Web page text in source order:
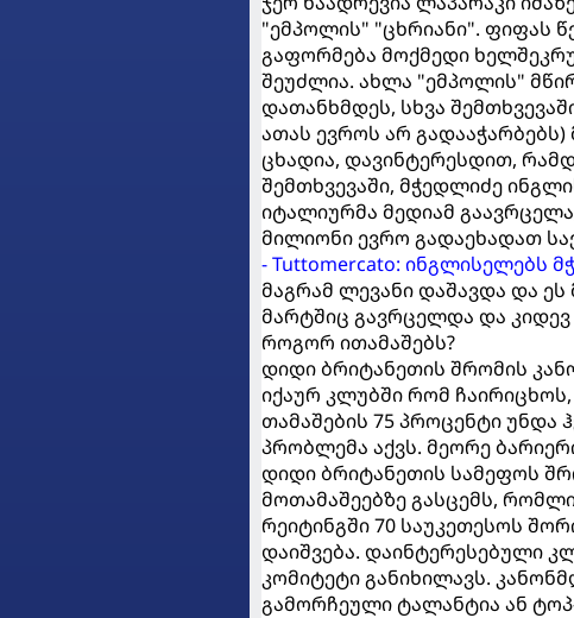
"ემპოლის" "ცხრიანი". ფიფას
გაფორმება მოქმედი
შეუძლია. ახლა "ემპოლის"
დათანხმდეს, სხვა
ათას ევროს არ
ცხადია, დავინტერესდით,
შემთხვევაში, მჭედლიძე
იტალიურმა მედიამ
მილიონი ევრო გადაეხადათ
- Tuttomercato: ინგლისელებს
მაგრამ ლევანი დაშავდა და
მარტშიც გავრცელდა და
როგორ ითამაშებს?
დიდი ბრიტანეთის შრომის
იქაურ კლუბში რომ
თამაშების 75 პროცენტი უნდა
პრობლემა აქვს. მეორე
დიდი ბრიტანეთის სამეფოს
მოთამაშეებზე გასცემს,
რეიტინგში 70 საუკეთესოს
დაიშვება. დაინტერესებული
კომიტეტი განიხილავს.
გამორჩეული ტალანტია ან